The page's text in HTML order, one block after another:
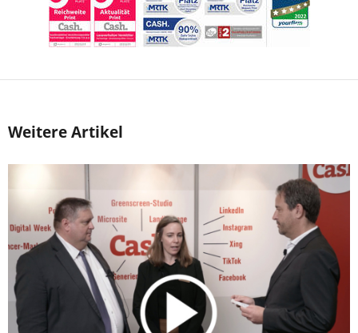
Weitere Artikel